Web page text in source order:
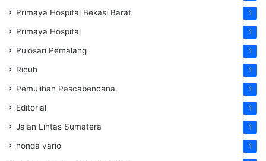
Primaya Hospital Bekasi Barat 1
Primaya Hospital 1
Pulosari Pemalang 1
Ricuh 1
Pemulihan Pascabencana. 1
Editorial 1
Jalan Lintas Sumatera 1
honda vario 1